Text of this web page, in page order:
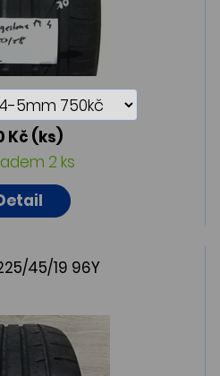
Kč (ks)
2 ks
45/19 96Y